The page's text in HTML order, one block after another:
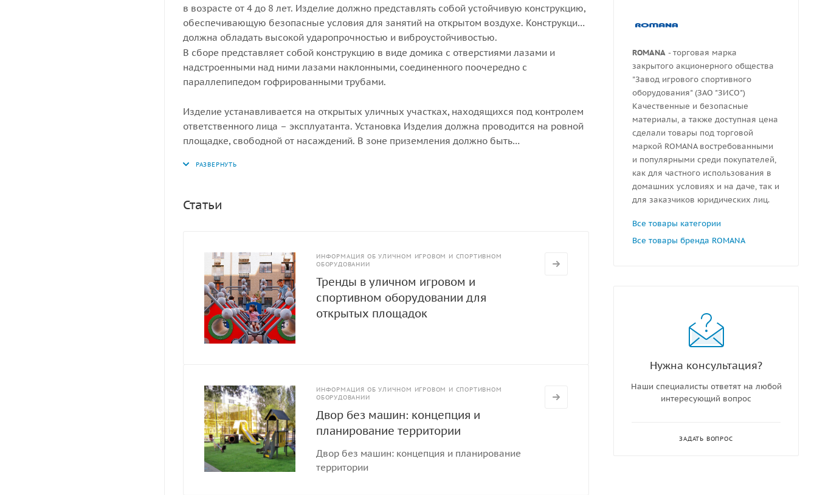
в возрасте от 4 до 8 лет. Изделие должно представлять собой устойчивую конструкцию,
обеспечивающую безопасные условия для занятий на открытом воздухе. Конструкция
должна обладать высокой ударопрочностью и виброустойчивостью.
В сборе представляет собой конструкцию в виде домика с отверстиями лазами и
надстроенными над ними лазами наклонными, соединенного поочередно с
параллепипедом гофрированными трубами.
Изделие устанавливается на открытых уличных участках, находящихся под контролем
ответственного лица – эксплуатанта. Установка Изделия должна проводится на ровной
площадке, свободной от насаждений. В зоне приземления должно быть
мм.
Статьи
ИНФОРМАЦИЯ ОБ УЛИЧНОМ ИГРОВОМ И СПОРТИВНОМ
ОБОРУДОВАНИИ
Тренды в уличном игровом и
спортивном оборудовании для
открытых площадок
ИНФОРМАЦИЯ ОБ УЛИЧНОМ ИГРОВОМ И СПОРТИВНОМ
ОБОРУДОВАНИИ
Двор без машин: концепция и
планирование территории
Двор без машин: концепция и планирование
территории
ROMANA - торговая марка
закрытого акционерного общества
"Завод игрового спортивного
оборудования" (ЗАО "ЗИСО")
Качественные и безопасные
материалы, а также доступная цена
сделали товары под торговой
маркой ROMANA востребованными
и популярными среди покупателей,
как для частного использования в
домашних условиях и на даче, так и
для заказчиков юридических лиц.
Все товары категории
Все товары бренда ROMANA
Нужна консультация?
Наши специалисты ответят на любой
интересующий вопрос
ЗАДАТЬ ВОПРОС